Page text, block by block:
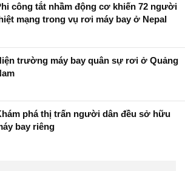
công tắt nhầm động cơ khiến 72 người
mạng trong vụ rơi máy bay ở Nepal
trường máy bay quân sự rơi ở Quảng
phá thị trấn người dân đều sở hữu
bay riêng